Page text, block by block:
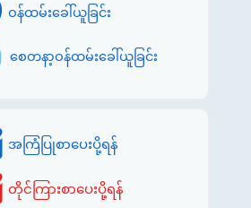
ဝန်ထမ်းခေါ်ယူခြင်း
စေတနာ့ဝန်ထမ်းခေါ်ယူခြင်း
အကြံပြုစာပေးပို့ရန်
တိုင်ကြားစာပေးပို့ရန်